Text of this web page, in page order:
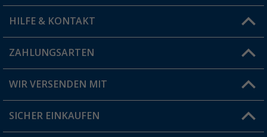
Vorteilskarte
Blog
Jobs & Karriere
HILFE & KONTAKT
FAQ & Kontakt
Versandinformationen
Rücksendung
ZAHLUNGSARTEN
WIR VERSENDEN MIT
SICHER EINKAUFEN